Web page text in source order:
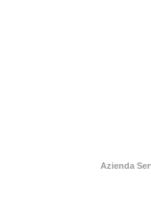
Azienda